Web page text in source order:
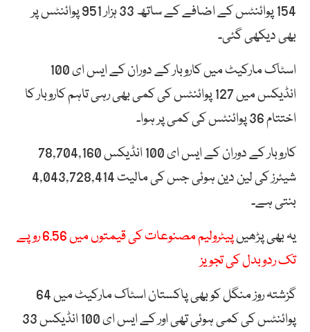
154 پوائنٹس کے اضافے کے ساتھ 33 ہزار 951 پوائنٹس پر
بھی دیکھی گئی۔
اسٹاک مارکیٹ میں کاروبار کے دوران کے ایس ای 100
انڈیکس میں 127 پوائنٹس کی کمی بھی رہی تاہم کاروبار کا
اختتام 36 پوائنٹس کی کمی پر ہوا۔
کاروبار کے دوران کے ایس ای 100 انڈیکس 78,704,160
شیئرز کی لین دین ہوئی جس کی مالیت 4,043,728,414
بنتی ہے۔
یہ بھی پڑھیں
پیٹرولیم مصنوعات کی قیمتوں میں 6.56 روپے
تک ردوبدل کی تجویز
گزشتہ روز منگل کو بھی پاکستان اسٹاک مارکیٹ میں 64
پوائنٹس کی کمی ہوئی تھی اور کے ایس ای 100 انڈیکس 33